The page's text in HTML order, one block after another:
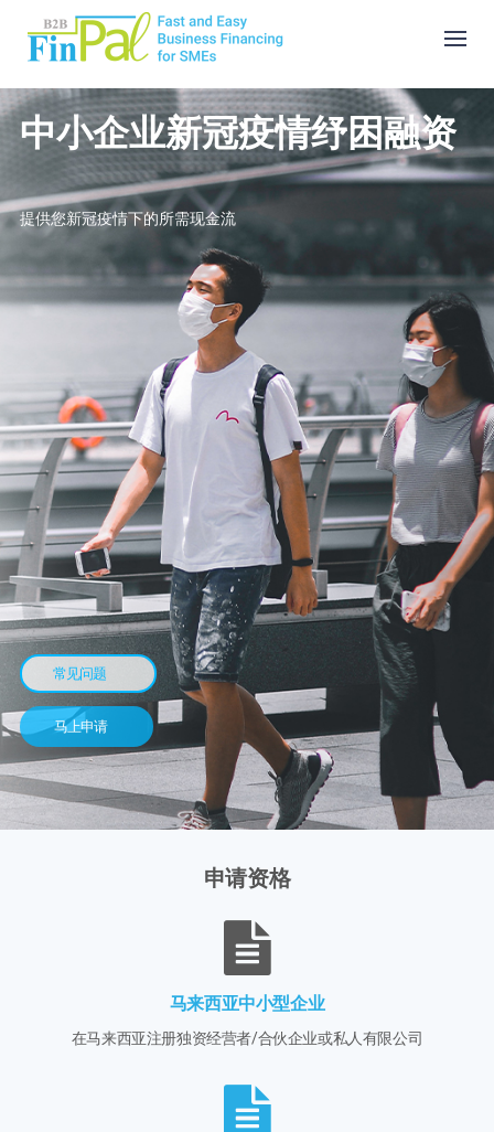
content
常见问题
中小企业新冠疫情纾困融资
马上申请
提供您新冠疫情下的所需现金流
申请资格
马来西亚中小型企业
在马来西亚注册独资经营者/合伙企业或私人有限公司